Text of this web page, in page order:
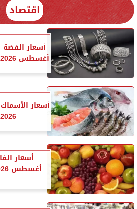
اقتصاد
أغسطس 2026.. والجرام النقي يسجل...
2026.. الجمبري بكام